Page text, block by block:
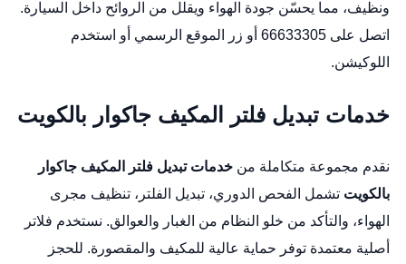
ونظيف، مما يحسّن جودة الهواء ويقلل من الروائح داخل السيارة.
اتصل على 66633305 أو زر
الموقع الرسمي أو استخدم
اللوكيشن.
خدمات تبديل فلتر المكيف جاكوار بالكويت
نقدم مجموعة متكاملة من خدمات تبديل فلتر المكيف جاكوار
بالكويت تشمل الفحص الدوري، تبديل الفلتر، تنظيف مجرى
الهواء، والتأكد من خلو النظام من الغبار والعوالق. نستخدم فلاتر
أصلية معتمدة توفر حماية عالية للمكيف والمقصورة. للحجز